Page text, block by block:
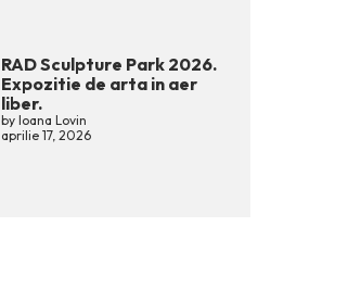
RAD Sculpture Park 2026.
Expozitie de arta in aer
liber.
by Ioana Lovin
aprilie 17, 2026